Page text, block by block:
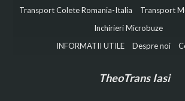
Transport Colete Romania-Italia
Transport
Inchirieri Microbuze
INFORMATII UTILE
Despre noi
TheoTrans Iasi